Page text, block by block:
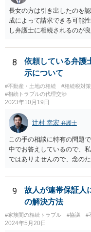
長女の方は引き出したのを
成によって請求できる可能
し弁護士に相続されるのが良
8
依頼している弁護
示について
#不動産・土地の相続 #相続税対策
#相続トラブルの代理交渉
2023年10月19日
辻村 幸宏 弁護士
この手の相談に特有の問題
中でお答えしているので、
ではありませんので、念の
のではないかという視点も
ば不利益もあります。ある
スクもあります。 ですから
切であるとか、結果におい
ないと思います。 依頼者と
り第三者にはあまりアドバ
9
故人が連帯保証人
の解決方法
#家族間の相続トラブル #協議 #
2024年5月20日